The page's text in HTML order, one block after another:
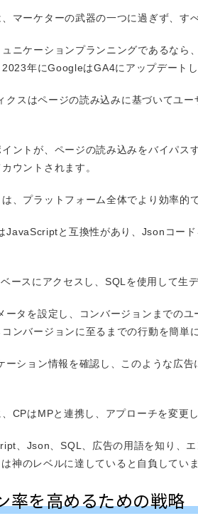
マーケターの武器の一つに過ぎず、す
ニケーションプランニングであるな
年にGoogleはGA4にアップデートし
クスはページの読み込みに基づいてユ
ントが、ページの読み込みをバイパス
ウントされます。
、プラットフォーム全体でより効率的で
JavaScriptと互換性があり、Jsonコー
ースにアクセスし、SQLを使用して生
ータを設定し、コンバージョンまでの
ンバージョンに至るまでの行動を簡単
ーション情報を確認し、このような広
CPはMPと連携し、アプローチを変更
、Json、SQL、広告の用語を知り、
神のレベルに達していると自負していま
率を高めるための戦略